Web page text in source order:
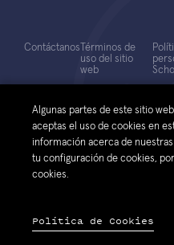
© 2026 Fundación Luksic
Contáctanos Términos de
uso del sitio
web
Algunas partes de este sitio
aceptas el uso de cookies en
información acerca de
tu configuración de cookies,
cookies.
Política de Cookies